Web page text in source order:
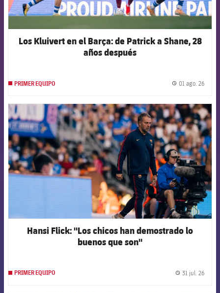
Los Kluivert en el Barça: de Patrick a Shane, 28
años después
PRIMER EQUIPO 01 ago. 26
FCB Barcelona badge
Hansi Flick: "Los chicos han demostrado lo
buenos que son"
PRIMER EQUIPO 31 jul. 26